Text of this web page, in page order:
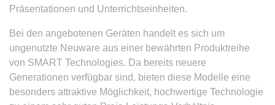
Präsentationen und Unterrichtseinheiten.
Bei den angebotenen Geräten handelt es sich um
ungenutzte Neuware aus einer bewährten Produktreihe
von SMART Technologies. Da bereits neuere
Generationen verfügbar sind, bieten diese Modelle eine
besonders attraktive Möglichkeit, hochwertige Technologie